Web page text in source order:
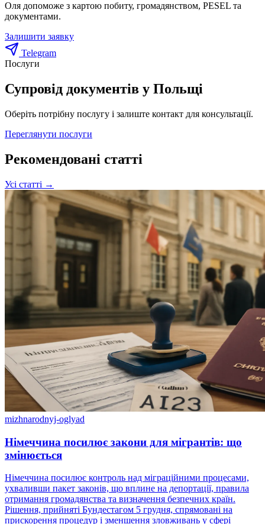
Оля допоможе з картою побиту, громадянством, PESEL та
документами.
Залишити заявку
Telegram
Послуги
Супровід документів у Польщі
Оберіть потрібну послугу і залиште контакт для консультації.
Переглянути послуги
Рекомендовані статті
Усі статті →
mizhnarodnyj-oglyad
Німеччина посилює закони для мігрантів: що
змінюється
Німеччина посилює контроль над міграційними процесами,
ухваливши пакет законів, що вплине на депортації, правила
отримання громадянства та визначення безпечних країн.
Рішення, прийняті Бундестагом 5 грудня, спрямовані на
прискорення процедур і зменшення зловживань у сфері